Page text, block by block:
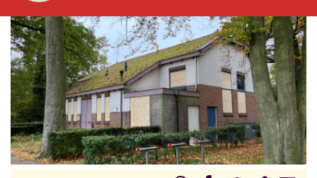
STRAKS:
De ochtend van Sleutelstad
6.00 - 12.00 uur
Vorig uur
uur 1 van 0 Volgend uur
Inklappen